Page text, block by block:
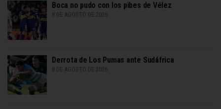
Boca no pudo con los pibes de Vélez
8 DE AGOSTO DE 2026
Derrota de Los Pumas ante Sudáfrica
8 DE AGOSTO DE 2026